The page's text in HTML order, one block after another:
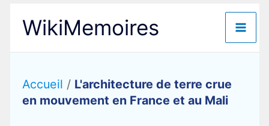
contenu
WikiMemoires
Accueil / L'architecture de terre crue
en mouvement en France et au Mali